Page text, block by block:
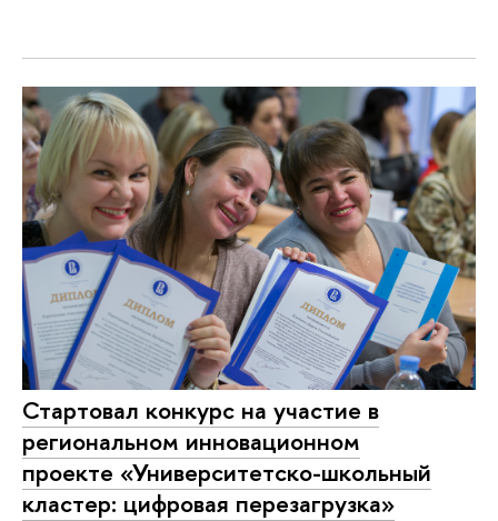
Стартовал конкурс на участие в
региональном инновационном
проекте «Университетско-школьный
кластер: цифровая перезагрузка»